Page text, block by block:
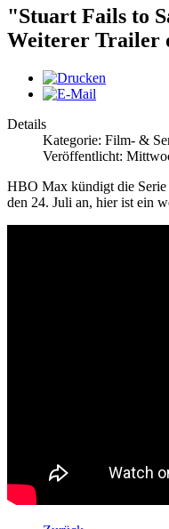
"Stuart Fails to
Weiterer Trailer
Details
Kategorie: Film- &
Veröffentlicht:
HBO Max kündigt die
den 24. Juli an, hier ist ein